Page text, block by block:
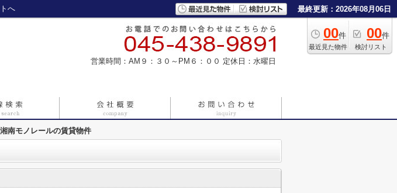
へ 最終更新：2026年08月06日
00件
最近見た物件
00件
検討リスト
営業時間：AM９：３０～PM６：００ 定休日：水曜日
南モノレールの賃貸物件